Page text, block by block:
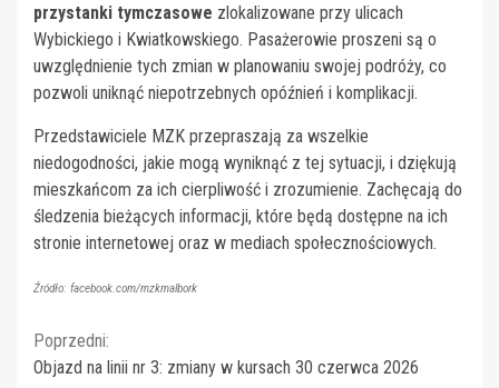
przystanki tymczasowe zlokalizowane przy ulicach
Wybickiego i Kwiatkowskiego. Pasażerowie proszeni są o
uwzględnienie tych zmian w planowaniu swojej podróży, co
pozwoli uniknąć niepotrzebnych opóźnień i komplikacji.
Przedstawiciele MZK przepraszają za wszelkie
niedogodności, jakie mogą wyniknąć z tej sytuacji, i dziękują
mieszkańcom za ich cierpliwość i zrozumienie. Zachęcają do
śledzenia bieżących informacji, które będą dostępne na ich
stronie internetowej oraz w mediach społecznościowych.
Źródło: facebook.com/mzkmalbork
Continue
Poprzedni:
Objazd na linii nr 3: zmiany w kursach 30 czerwca 2026